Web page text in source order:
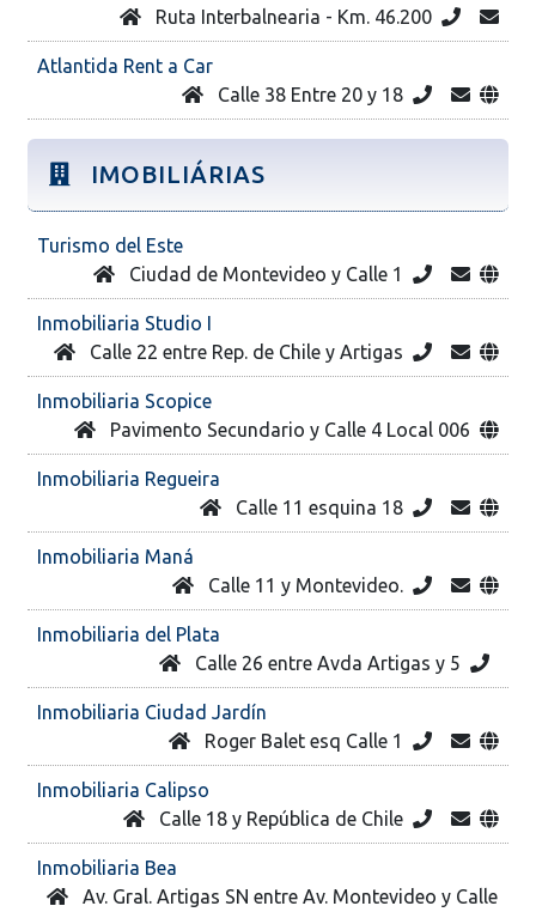
Ruta Interbalnearia - Km. 46.200
Atlantida Rent a Car
Calle 38 Entre 20 y 18
IMOBILIÁRIAS
Turismo del Este
Ciudad de Montevideo y Calle 1
Inmobiliaria Studio I
Calle 22 entre Rep. de Chile y Artigas
Inmobiliaria Scopice
Pavimento Secundario y Calle 4 Local 006
Inmobiliaria Regueira
Calle 11 esquina 18
Inmobiliaria Maná
Calle 11 y Montevideo.
Inmobiliaria del Plata
Calle 26 entre Avda Artigas y 5
Inmobiliaria Ciudad Jardín
Roger Balet esq Calle 1
Inmobiliaria Calipso
Calle 18 y República de Chile
Inmobiliaria Bea
Av. Gral. Artigas SN entre Av. Montevideo y Calle